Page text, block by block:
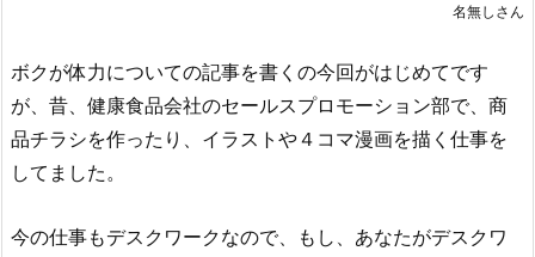
名無しさん
ボクが体力についての記事を書くの今回がはじめてです
が、昔、健康食品会社のセールスプロモーション部で、商
品チラシを作ったり、イラストや４コマ漫画を描く仕事を
してました。
今の仕事もデスクワークなので、もし、あなたがデスクワ